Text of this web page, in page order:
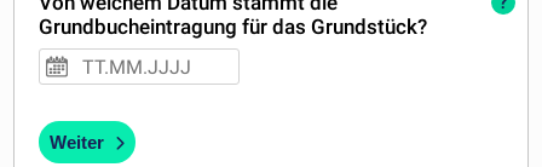
FAQ
KONTAKT
MEIN KONTO
Grundbucheintragung für das Grundstück?
Weiter